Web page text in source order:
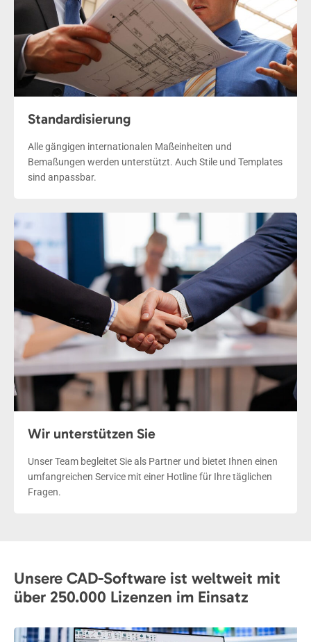
Standardisierung
Alle gängigen internationalen Maßeinheiten und
Bemaßungen werden unterstützt. Auch Stile und Templates
sind anpassbar.
Wir unterstützen Sie
Unser Team begleitet Sie als Partner und bietet Ihnen einen
umfangreichen Service mit einer Hotline für Ihre täglichen
Fragen.
Unsere CAD-Software ist weltweit mit
über 250.000 Lizenzen im Einsatz